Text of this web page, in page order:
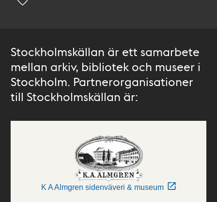
Stockholmskällan är ett samarbete
mellan arkiv, bibliotek och museer i
Stockholm. Partnerorganisationer
till Stockholmskällan är:
K A Almgren sidenväveri & museum